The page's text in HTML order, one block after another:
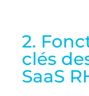
2.
clés
SaaS